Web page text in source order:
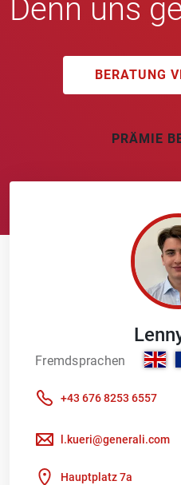
Denn uns
BERATUNG
PRÄMIE
Fremdsprachen
+43 676 8253 6557
l.kueri@generali.com
Hauptplatz 7a